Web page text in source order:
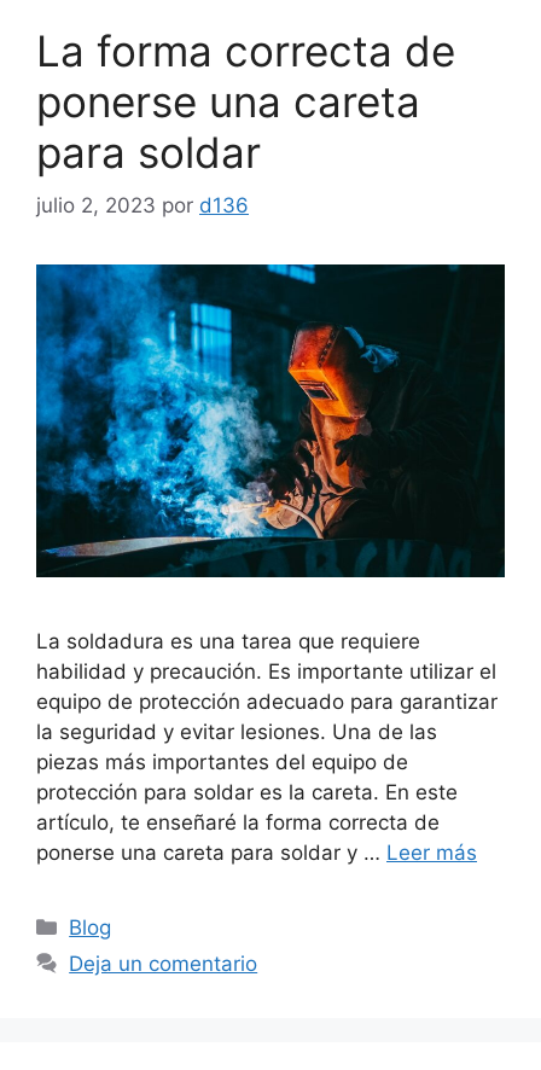
La forma correcta de
ponerse una careta
para soldar
julio 2, 2023 por d136
La soldadura es una tarea que requiere
habilidad y precaución. Es importante utilizar el
equipo de protección adecuado para garantizar
la seguridad y evitar lesiones. Una de las
piezas más importantes del equipo de
protección para soldar es la careta. En este
artículo, te enseñaré la forma correcta de
ponerse una careta para soldar y … Leer más
Categorías
Blog
Deja un comentario